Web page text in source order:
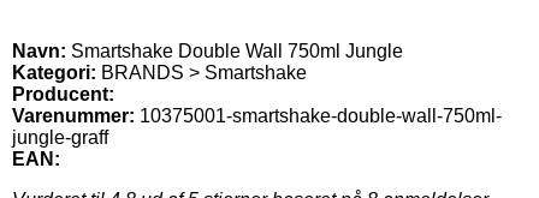
Navn: Smartshake Double Wall 750ml Jungle
Kategori: BRANDS > Smartshake
Producent:
Varenummer: 10375001-smartshake-double-wall-750ml-
jungle-graff
EAN: